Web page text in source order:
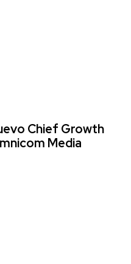
Chief Growth
Media